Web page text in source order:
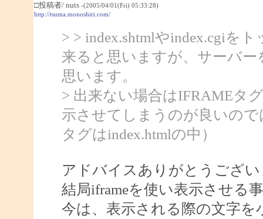
□投稿者/ nuts -(2005/04/01(Fri) 05:33:28)
http://tsuma.monoshiri.com/
> > index.shtmlやindex.cgiを
来ると思いますが、サーバ
思います。
> 出来ない場合はIFRAMEタ
示させてしまうのが良いの
タグはindex.htmlの中）
アドバイスありがとうござ
結局iframeを使い表示させる
今は、表示される際の文字